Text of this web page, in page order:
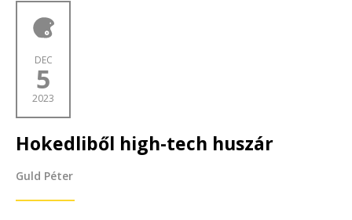
DEC
5
2023
Hokedliből high-tech huszár
Guld Péter